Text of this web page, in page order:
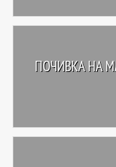
ПОЧИВКА НА